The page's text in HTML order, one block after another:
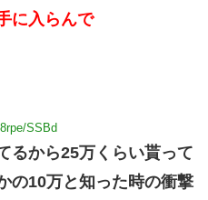
に入らんで
SSBd
るから25万くらい貰って
の10万と知った時の衝撃